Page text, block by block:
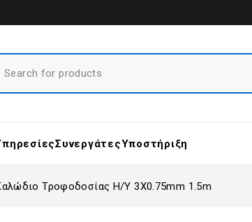
ΣυνεργάτεςΥποστήριξη
Τροφοδοσίας Η/Υ 3Χ0.75mm 1.5m